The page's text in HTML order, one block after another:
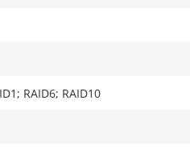
RAID6; RAID10